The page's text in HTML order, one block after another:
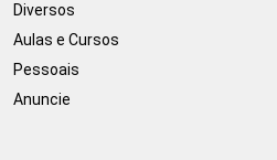
Diversos
Aulas e Cursos
Pessoais
Anuncie